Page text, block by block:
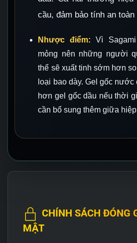
cầu, đảm bảo tính an toàn
Nhược điểm: Vì
mỏng nên những người
thể sẽ xuất tinh sớm hơn
loại bao dày. Gel gốc nước
hơn gel gốc dầu nếu thời
cần bổ sung thêm giữa
CHÍNH SÁCH ĐÓNG
MẬT